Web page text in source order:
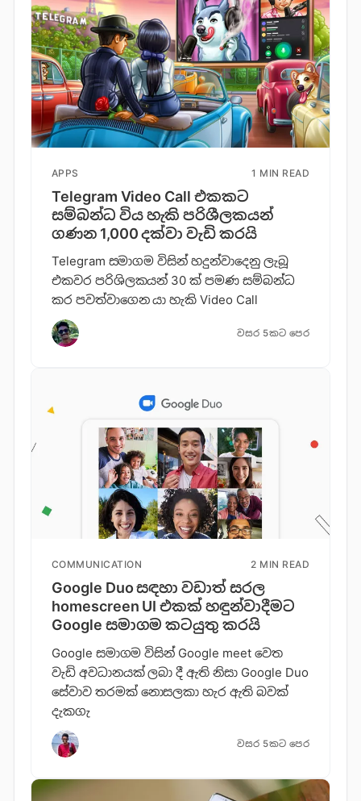
APPS 1 MIN READ
Telegram Video Call එකකට
සම්බන්ධ විය හැකි පරිශීලකයන්
ගණන 1,000 දක්වා වැඩි කරයි
Telegram සමාගම විසින් හදුන්වාදෙනු ලැබූ
එකවර පරිශිලකයන් 30 ක් පමණ සම්බන්ධ
කර පවත්වාගෙන යා හැකි Video Call
වසර 5කට පෙර
COMMUNICATION 2 MIN READ
Google Duo සඳහා වඩාත් සරල
homescreen UI එකක් හඳුන්වාදීමට
Google සමාගම කටයුතු කරයි
Google සමාගම විසින් Google meet වෙත
වැඩි අවධානයක් ලබා දී ඇති නිසා Google Duo
සේවාව තරමක් නොසලකා හැර ඇති බවක්
දැකගැ
වසර 5කට පෙර